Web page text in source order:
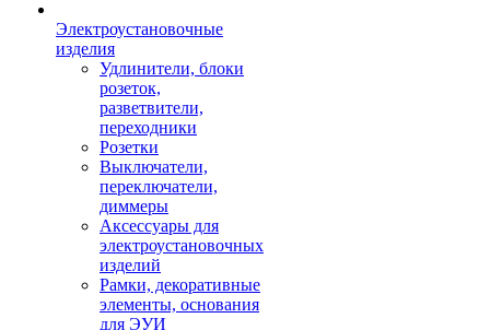
Электроустановочные
изделия
Удлинители, блоки
розеток,
разветвители,
переходники
Розетки
Выключатели,
переключатели,
диммеры
Аксессуары для
электроустановочных
изделий
Рамки, декоративные
элементы, основания
для ЭУИ